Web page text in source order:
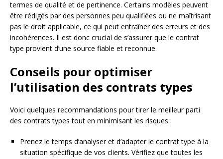
termes de qualité et de pertinence. Certains modèles peuvent
être rédigés par des personnes peu qualifiées ou ne maîtrisant
pas le droit applicable, ce qui peut entraîner des erreurs et des
incohérences. Il est donc crucial de s’assurer que le contrat
type provient d’une source fiable et reconnue.
Conseils pour optimiser
l’utilisation des contrats types
Voici quelques recommandations pour tirer le meilleur parti
des contrats types tout en minimisant les risques :
Prenez le temps d’analyser et d’adapter le contrat type à la
situation spécifique de vos clients. Vérifiez que toutes les